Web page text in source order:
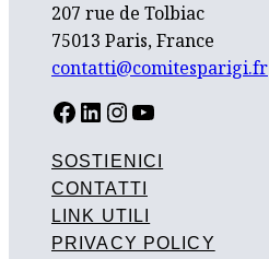
207 rue de Tolbiac
75013 Paris, France
contatti@comitesparigi.fr
FACEBOOK LINKEDIN INSTAGRAM YOUTUBE
SOSTIENICI
CONTATTI
LINK UTILI
PRIVACY POLICY